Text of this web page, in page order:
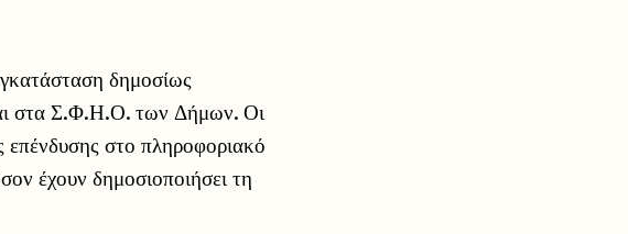
δημοσίως
στα Σ.Φ.Η.Ο. των Δήμων. Οι
στο πληροφοριακό
έχουν δημοσιοποιήσει τη